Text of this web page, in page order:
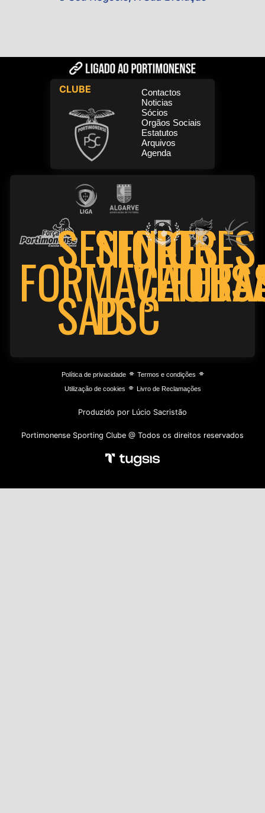
CLUBE
Contactos
Noticias
Sócios
Orgãos Sociais
Estatutos
Arquivos
Agenda
FORMAÇÃO
SENIORES
SAD
SENIORES
PSC
Política de privacidade⌯ Termos e condições ⌯
Utilização de cookies ⌯ Livro de Reclamações
Produzido por Lúcio Sacristão
Portimonense Sporting Clube @ Todos os direitos reservados